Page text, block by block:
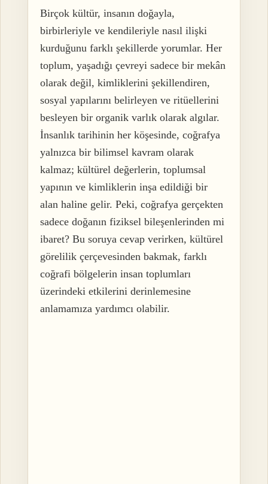
Birçok kültür, insanın doğayla,
birbirleriyle ve kendileriyle nasıl ilişki
kurduğunu farklı şekillerde yorumlar. Her
toplum, yaşadığı çevreyi sadece bir mekân
olarak değil, kimliklerini şekillendiren,
sosyal yapılarını belirleyen ve ritüellerini
besleyen bir organik varlık olarak algılar.
İnsanlık tarihinin her köşesinde, coğrafya
yalnızca bir bilimsel kavram olarak
kalmaz; kültürel değerlerin, toplumsal
yapının ve kimliklerin inşa edildiği bir
alan haline gelir. Peki, coğrafya gerçekten
sadece doğanın fiziksel bileşenlerinden mi
ibaret? Bu soruya cevap verirken, kültürel
görelilik çerçevesinden bakmak, farklı
coğrafi bölgelerin insan toplumları
üzerindeki etkilerini derinlemesine
anlamamıza yardımcı olabilir.